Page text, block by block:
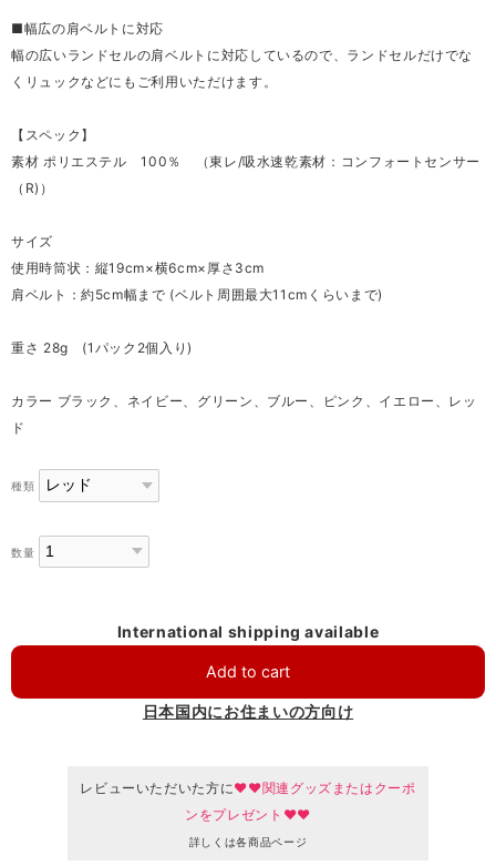
■幅広の肩ベルトに対応
幅の広いランドセルの肩ベルトに対応しているので、ランドセルだけでな
くリュックなどにもご利用いただけます。
【スペック】
素材 ポリエステル 100％ （東レ/吸水速乾素材：コンフォートセンサー
（R)）
サイズ
使用時筒状：縦19cm×横6cm×厚さ3cm
肩ベルト：約5cm幅まで (ベルト周囲最大11cmくらいまで)
重さ 28g (1パック2個入り)
カラー ブラック、ネイビー、グリーン、ブルー、ピンク、イエロー、レッ
ド
種類
数量
International shipping available
Add to cart
日本国内にお住まいの方向け
レビューいただいた方に♥♥関連グッズまたはクーポ
ンをプレゼント♥♥
詳しくは各商品ページ